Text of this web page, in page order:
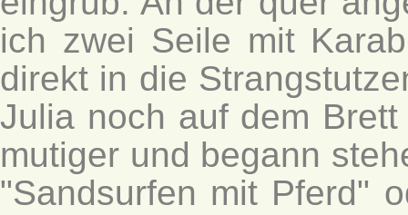
ich zwei Seile mit
direkt in die
Julia noch auf dem
mutiger und begann
"Sandsurfen mit Pferd"